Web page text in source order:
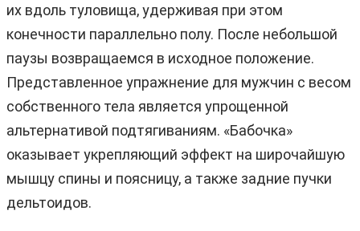
их вдоль туловища, удерживая при этом
конечности параллельно полу. После небольшой
паузы возвращаемся в исходное положение.
Представленное упражнение для мужчин с весом
собственного тела является упрощенной
альтернативой подтягиваниям. «Бабочка»
оказывает укрепляющий эффект на широчайшую
мышцу спины и поясницу, а также задние пучки
дельтоидов.